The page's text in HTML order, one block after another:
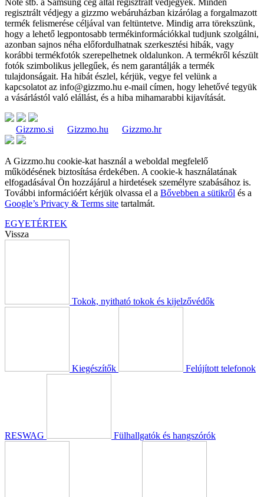
Note stb. a Samsung cég által regisztrált védjegyek. Minden
regisztrált védjegy a gizzmo webáruházban kizárólag a forgalmazott
termék felismerése céljával van feltüntetve. Mindig arra törekszünk,
hogy a lehető legpontosabb termékinformációkkal tudjunk szolgálni,
azonban sajnos néha előfordulhatnak szerkesztési hibák, vagy
korábbi termékfotók szerepelhetnek oldalunkon. A termékről készült
fotók szimbolikus jellegűek, és nem garantálják a termék
tulajdonságait. Ha hibát észlel, kérjük, vegye fel velünk a
kapcsolatot az info@gizzmo.hu e-mail címen, hogy lehetővé tegyük
a vásárlástól való elállást, és a hiba mihamarabbi kijavítását.
Gizzmo.si Gizzmo.hu Gizzmo.hr
A Gizzmo.hu cookie-kat használ a weboldal megfelelő
működésének biztosítása érdekében. A cookie-k használatának
elfogadásával Ön hozzájárul a hirdetések személyre szabásához is.
További információért kérjük olvassa el a Bővebben a sütikről és a
Google’s Privacy & Terms site tartalmát.
EGYETÉRTEK
Vissza
Tokok, nyitható tokok és kijelzővédők
Kiegészítők Felújított telefonok
RESWAG Fülhallgatók és hangszórók